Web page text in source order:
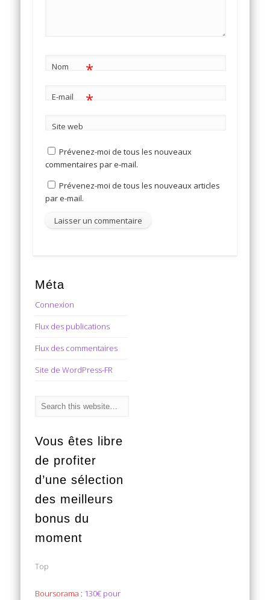
Nom *
E-mail *
Site web
Prévenez-moi de tous les nouveaux
commentaires par e-mail.
Prévenez-moi de tous les nouveaux articles
par e-mail.
Méta
Connexion
Flux des publications
Flux des commentaires
Site de WordPress-FR
Vous êtes libre
de profiter
d’une sélection
des meilleurs
bonus du
moment
Top
Boursorama : 130€ pour